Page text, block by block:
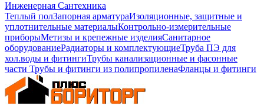
Инженерная Сантехника
Теплый полЗапорная арматураИзоляционные, защитные и
уплотнительные материалыКонтрольно-измерительные
приборыМетизы и крепежные изделияСанитарное
оборудованиеРадиаторы и комплектующиеТруба ПЭ для
хол.воды и фитингиТрубы канализационные и фасонные
части Трубы и фитинги из полипропиленаФланцы и фитинги